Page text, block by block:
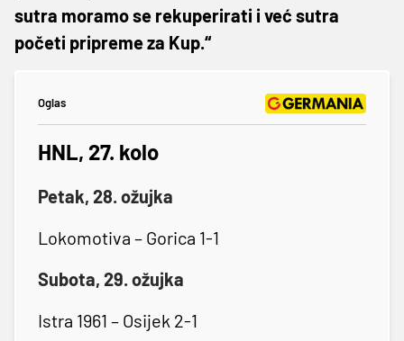
sutra moramo se rekuperirati i već sutra
početi pripreme za Kup.“
Oglas
HNL, 27. kolo
Petak, 28. ožujka
Lokomotiva – Gorica 1-1
Subota, 29. ožujka
Istra 1961 – Osijek 2-1